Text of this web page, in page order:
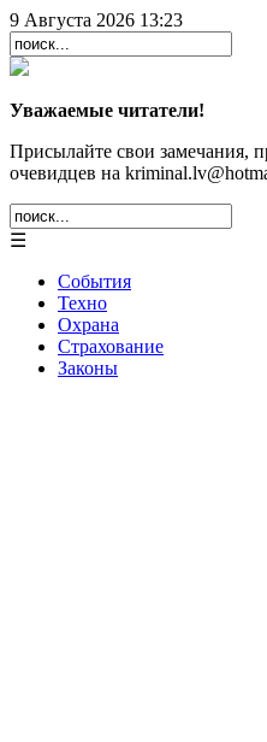
9 Августа 2026 13:23
Уважаемые читатели!
Присылайте свои замечания,
очевидцев на
☰
События
Техно
Охрана
Страхование
Законы